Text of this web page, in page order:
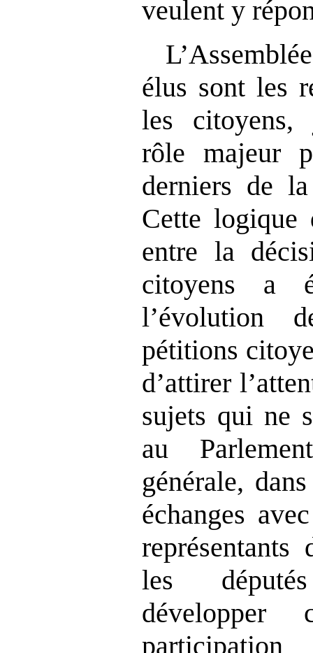
veulent y
élus sont les
les citoyens,
rôle majeur
derniers de
Cette
entre la
citoyens a
l’évolution
pétitions
d’attirer
sujets qui ne
au
générale,
échanges
les